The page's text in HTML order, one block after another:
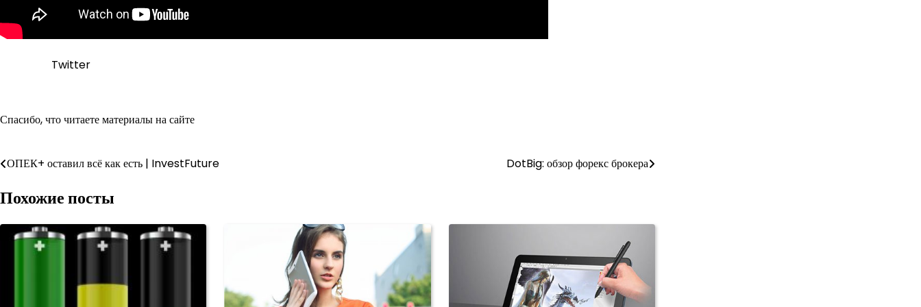
Twitter
Спасибо, что читаете материалы на сайте
Навигация
по
ОПЕК+ оставил всё как есть | InvestFuture DotBig: обзор форекс брокера
Похожие посты